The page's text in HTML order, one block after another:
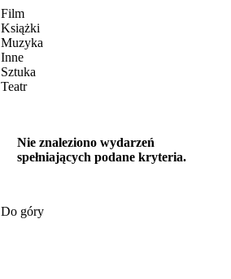
Film
Książki
Muzyka
Inne
Sztuka
Teatr
Nie znaleziono wydarzeń
spełniających podane kryteria.
Do góry